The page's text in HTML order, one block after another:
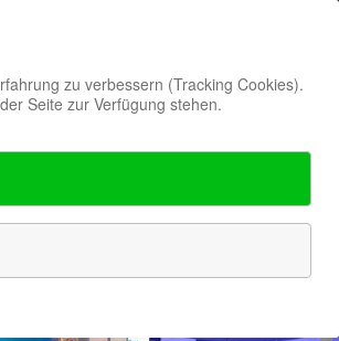
zu verbessern (Tracking Cookies).
Seite zur Verfügung stehen.